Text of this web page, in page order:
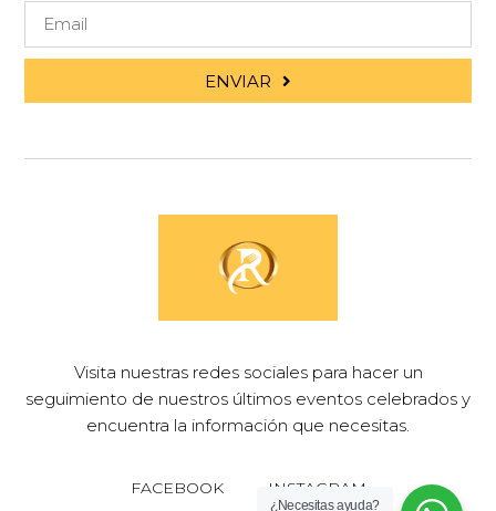
ENVIAR
Visita nuestras redes sociales para hacer un
seguimiento de nuestros últimos eventos celebrados y
encuentra la información que necesitas.
FACEBOOK INSTAGRAM
¿Necesitas ayuda?